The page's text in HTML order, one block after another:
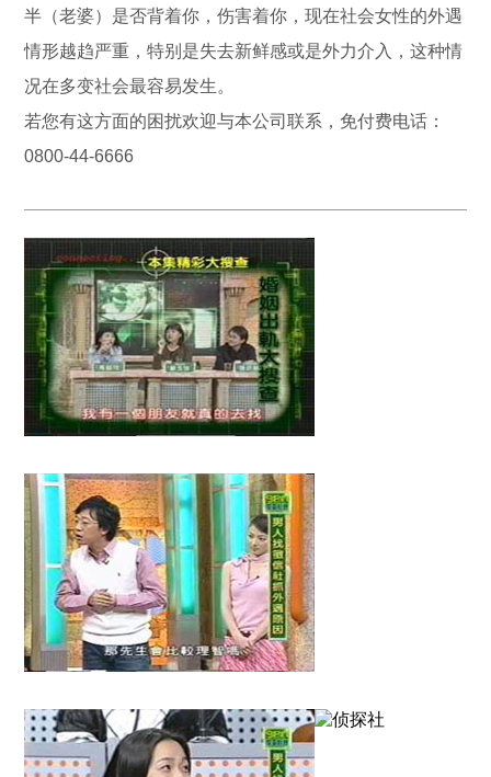
半（老婆）是否背着你，伤害着你，现在社会女性的外遇
情形越趋严重，特别是失去新鲜感或是外力介入，这种情
况在多变社会最容易发生。
若您有这方面的困扰欢迎与本公司联系，免付费电话：
0800-44-6666